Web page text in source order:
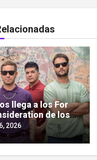
llega a los For
de los
2026